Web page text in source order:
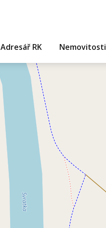
Adresář RK Nemovitosti